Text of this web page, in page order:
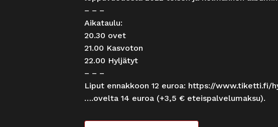
– – –
Aikataulu:
20.30 ovet
21.00 Kasvoton
22.00 Hyljätyt
– – –
Liput ennakkoon 12 euroa: https://www.tiketti.fi/
….ovelta 14 euroa (+3,5 € eteispalvelumaksu).